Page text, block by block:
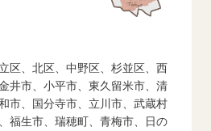
区、北区、中野区、杉並区、西
井市、小平市、東久留米市、清
市、国分寺市、立川市、武蔵村
福生市、瑞穂町、青梅市、日の